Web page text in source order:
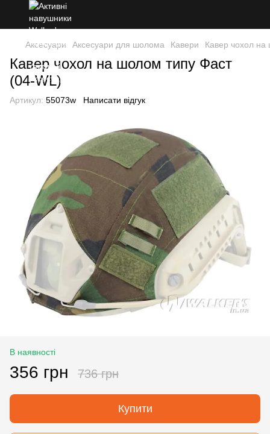
Аксесуари Аксесуари для шолома Кавери Кавер чохол
Кавер чохол на шолом типу Фаст
(04-WL)
Артикул: 55073w Написати відгук
В наявності
356 грн 736 грн
Купити